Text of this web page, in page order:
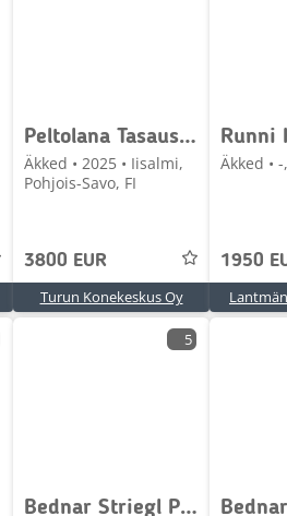
Peltolana Tasauslana 4.5m
Äkked • 2025 • Iisalmi,
Pohjois-Savo, FI
3800 EUR
Turun Konekeskus Oy
Äkked • -
1950
5
Bednar Striegl PN 6000